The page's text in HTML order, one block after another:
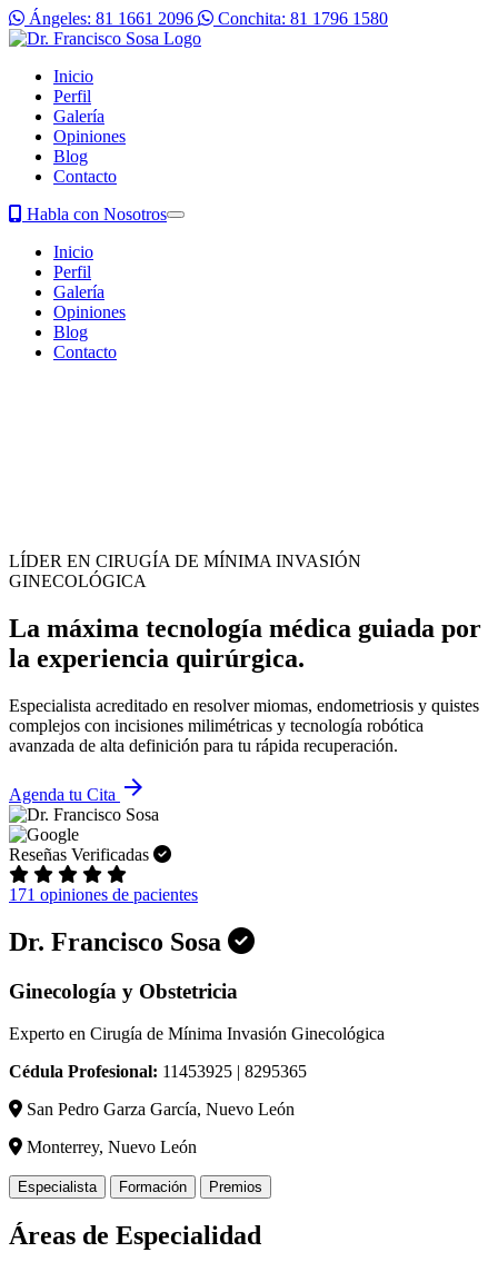
Ángeles: 81 1661 2096 Conchita: 81 1796 1580
Inicio
Perfil
Galería
Opiniones
Blog
Contacto
Habla con Nosotros
Inicio
Perfil
Galería
Opiniones
Blog
Contacto
LÍDER EN CIRUGÍA DE MÍNIMA INVASIÓN
GINECOLÓGICA
La máxima tecnología médica guiada por
la experiencia quirúrgica.
Especialista acreditado en resolver miomas, endometriosis y quistes
complejos con incisiones milimétricas y tecnología robótica
avanzada de alta definición para tu rápida recuperación.
Agenda tu Cita arrow_forward
Reseñas Verificadas
171 opiniones de pacientes
Dr. Francisco Sosa
Ginecología y Obstetricia
Experto en Cirugía de Mínima Invasión Ginecológica
Cédula Profesional: 11453925 | 8295365
San Pedro Garza García, Nuevo León
Monterrey, Nuevo León
Especialista Formación Premios
Áreas de Especialidad